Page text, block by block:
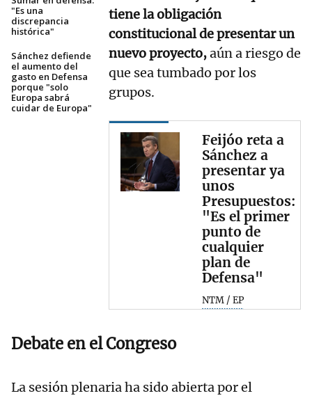
"Es una
discrepancia
histórica"
Sánchez defiende
el aumento del
gasto en Defensa
porque "solo
Europa sabrá
cuidar de Europa"
tiene la obligación
constitucional de presentar un
nuevo proyecto,aún a riesgo de
que sea tumbado por los
grupos.
Feijóo reta a
Sánchez a
presentar ya
unos
Presupuestos:
"Es el primer
punto de
cualquier
plan de
Defensa"
NTM / EP
Debate en el Congreso
La sesión plenaria ha sido abierta por el